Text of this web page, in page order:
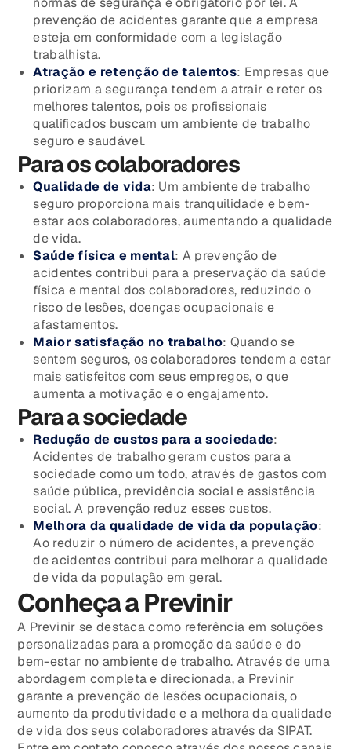
prevenção de acidentes garante que a empresa
esteja em conformidade com a legislação
trabalhista.
Atração e retenção de talentos: Empresas que
priorizam a segurança tendem a atrair e reter os
melhores talentos, pois os profissionais
qualificados buscam um ambiente de trabalho
seguro e saudável.
Para os colaboradores
Qualidade de vida: Um ambiente de trabalho
seguro proporciona mais tranquilidade e bem-
estar aos colaboradores, aumentando a qualidade
de vida.
Saúde física e mental: A prevenção de
acidentes contribui para a preservação da saúde
física e mental dos colaboradores, reduzindo o
risco de lesões, doenças ocupacionais e
afastamentos.
Maior satisfação no trabalho: Quando se
sentem seguros, os colaboradores tendem a estar
mais satisfeitos com seus empregos, o que
aumenta a motivação e o engajamento.
Para a sociedade
Redução de custos para a sociedade:
Acidentes de trabalho geram custos para a
sociedade como um todo, através de gastos com
saúde pública, previdência social e assistência
social. A prevenção reduz esses custos.
Melhora da qualidade de vida da população:
Ao reduzir o número de acidentes, a prevenção
de acidentes contribui para melhorar a qualidade
de vida da população em geral.
Conheça a Previnir
A Previnir se destaca como referência em soluções
personalizadas para a promoção da saúde e do
bem-estar no ambiente de trabalho. Através de uma
abordagem completa e direcionada, a Previnir
garante a prevenção de lesões ocupacionais, o
aumento da produtividade e a melhora da qualidade
de vida dos seus colaboradores através da SIPAT.